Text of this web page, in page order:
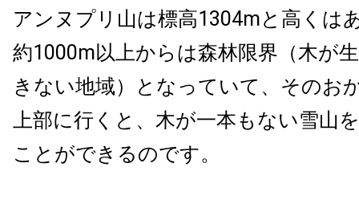
アンヌプリ山は標高1304mと高くは
約1000m以上からは森林限界（木が
きない地域）となっていて、そのお
上部に行くと、木が一本もない雪山
ことができるのです。